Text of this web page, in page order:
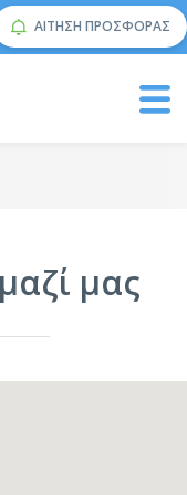
ΑΙΤΗΣΗ ΠΡΟΣΦΟΡΑΣ
μας